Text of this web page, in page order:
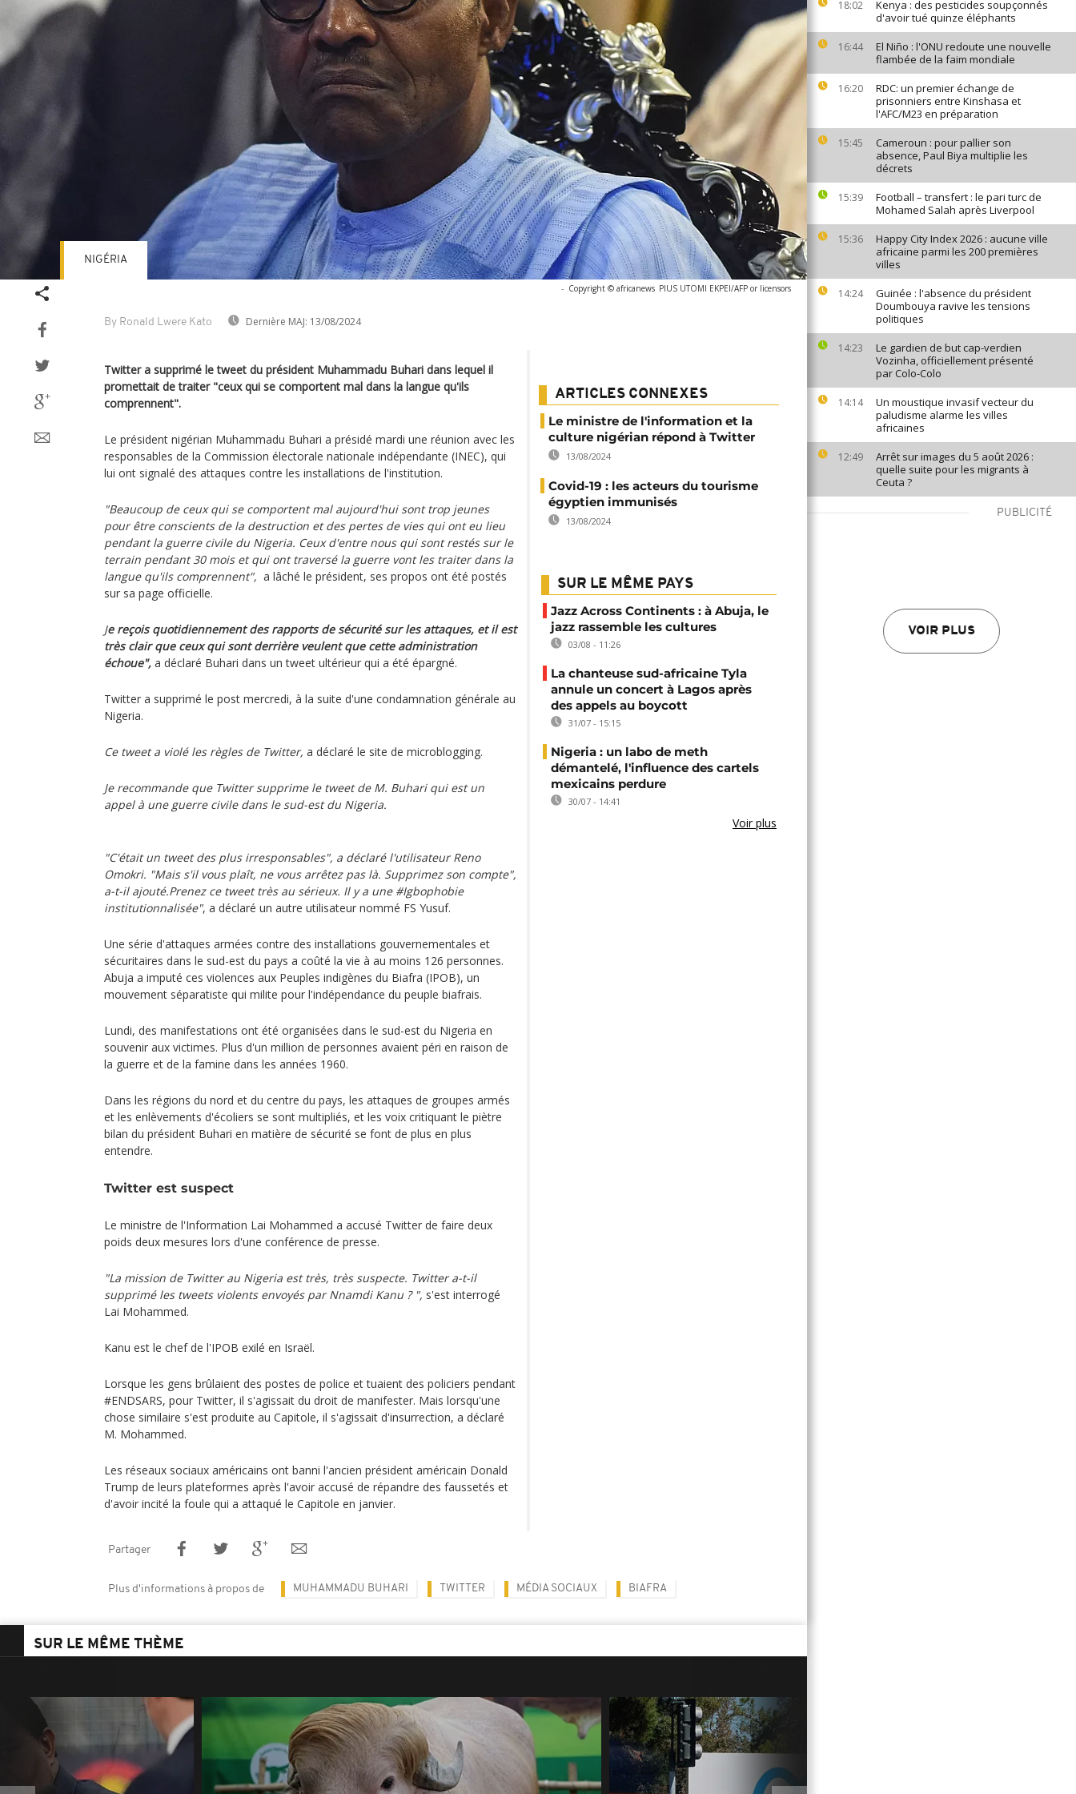
18:02
Kenya : des pesticides soupçonnés
d'avoir tué quinze éléphants
16:44
El Niño : l'ONU redoute une nouvelle
flambée de la faim mondiale
16:20
RDC: un premier échange de
prisonniers entre Kinshasa et
l'AFC/M23 en préparation
15:45
Cameroun : pour pallier son
absence, Paul Biya multiplie les
décrets
15:39
Football – transfert : le pari turc de
Mohamed Salah après Liverpool
15:36
Happy City Index 2026 : aucune ville
africaine parmi les 200 premières
villes
14:24
Guinée : l'absence du président
Doumbouya ravive les tensions
politiques
14:23
Le gardien de but cap-verdien
Vozinha, officiellement présenté
par Colo-Colo
14:14
Un moustique invasif vecteur du
paludisme alarme les villes
africaines
12:49
Arrêt sur images du 5 août 2026 :
quelle suite pour les migrants à
Ceuta ?
PUBLICITÉ
VOIR PLUS
- Copyright © africanews PIUS UTOMI EKPEI/AFP or licensors
By Ronald Lwere Kato Dernière MAJ: 13/08/2024
NIGÉRIA
Twitter a supprimé le tweet du président Muhammadu Buhari dans lequel il
promettait de traiter "ceux qui se comportent mal dans la langue qu'ils
comprennent".
Le président nigérian Muhammadu Buhari a présidé mardi une réunion avec les
responsables de la Commission électorale nationale indépendante (INEC), qui
lui ont signalé des attaques contre les installations de l'institution.
"Beaucoup de ceux qui se comportent mal aujourd'hui sont trop jeunes
pour être conscients de la destruction et des pertes de vies qui ont eu lieu
pendant la guerre civile du Nigeria. Ceux d'entre nous qui sont restés sur le
terrain pendant 30 mois et qui ont traversé la guerre vont les traiter dans la
langue qu'ils comprennent", a lâché le président, ses propos ont été postés
sur sa page officielle.
Je reçois quotidiennement des rapports de sécurité sur les attaques, et il est
très clair que ceux qui sont derrière veulent que cette administration
échoue", a déclaré Buhari dans un tweet ultérieur qui a été épargné.
Twitter a supprimé le post mercredi, à la suite d'une condamnation générale au
Nigeria.
Ce tweet a violé les règles de Twitter, a déclaré le site de microblogging.
Je recommande que Twitter supprime le tweet de M. Buhari qui est un
appel à une guerre civile dans le sud-est du Nigeria.
"C'était un tweet des plus irresponsables", a déclaré l'utilisateur Reno
Omokri. "Mais s'il vous plaît, ne vous arrêtez pas là. Supprimez son compte",
a-t-il ajouté.Prenez ce tweet très au sérieux. Il y a une #Igbophobie
institutionnalisée", a déclaré un autre utilisateur nommé FS Yusuf.
Une série d'attaques armées contre des installations gouvernementales et
sécuritaires dans le sud-est du pays a coûté la vie à au moins 126 personnes.
Abuja a imputé ces violences aux Peuples indigènes du Biafra (IPOB), un
mouvement séparatiste qui milite pour l'indépendance du peuple biafrais.
Lundi, des manifestations ont été organisées dans le sud-est du Nigeria en
souvenir aux victimes. Plus d'un million de personnes avaient péri en raison de
la guerre et de la famine dans les années 1960.
Dans les régions du nord et du centre du pays, les attaques de groupes armés
et les enlèvements d'écoliers se sont multipliés, et les voix critiquant le piètre
bilan du président Buhari en matière de sécurité se font de plus en plus
entendre.
Twitter est suspect
Le ministre de l'Information Lai Mohammed a accusé Twitter de faire deux
poids deux mesures lors d'une conférence de presse.
"La mission de Twitter au Nigeria est très, très suspecte. Twitter a-t-il
supprimé les tweets violents envoyés par Nnamdi Kanu ? ", s'est interrogé
Lai Mohammed.
Kanu est le chef de l'IPOB exilé en Israël.
Lorsque les gens brûlaient des postes de police et tuaient des policiers pendant
#ENDSARS, pour Twitter, il s'agissait du droit de manifester. Mais lorsqu'une
chose similaire s'est produite au Capitole, il s'agissait d'insurrection, a déclaré
M. Mohammed.
Les réseaux sociaux américains ont banni l'ancien président américain Donald
Trump de leurs plateformes après l'avoir accusé de répandre des faussetés et
d'avoir incité la foule qui a attaqué le Capitole en janvier.
ARTICLES CONNEXES
Le ministre de l'information et la
culture nigérian répond à Twitter
13/08/2024
Covid-19 : les acteurs du tourisme
égyptien immunisés
13/08/2024
SUR LE MÊME PAYS
Jazz Across Continents : à Abuja, le
jazz rassemble les cultures
03/08 - 11:26
La chanteuse sud-africaine Tyla
annule un concert à Lagos après
des appels au boycott
31/07 - 15:15
Nigeria : un labo de meth
démantelé, l'influence des cartels
mexicains perdure
30/07 - 14:41
Voir plus
Partager
Plus d'informations à propos de MUHAMMADU BUHARI TWITTER MÉDIA SOCIAUX BIAFRA
SUR LE MÊME THÈME